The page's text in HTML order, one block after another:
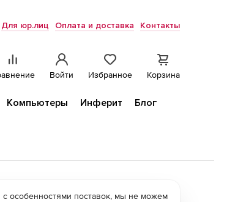
Для юр.лиц Оплата и доставка Контакты
Войти Избранное Корзина
Компьютеры Инферит
Блог
с особенностями поставок, мы не можем